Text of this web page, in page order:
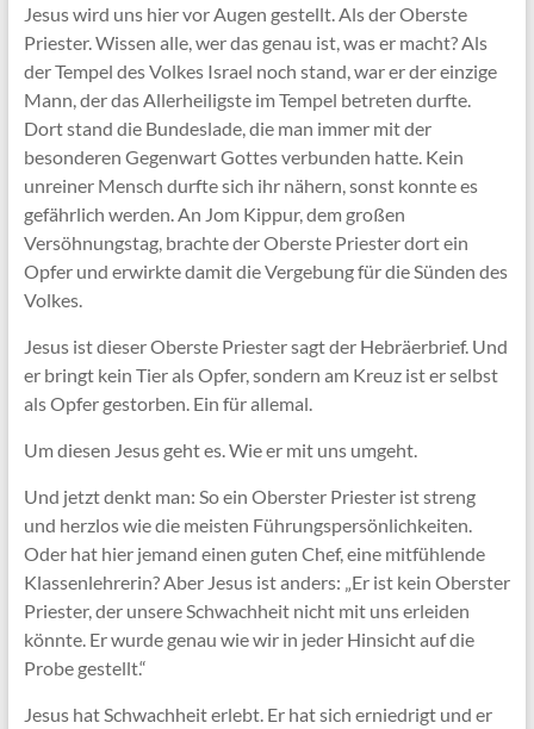
Jesus wird uns hier vor Augen gestellt. Als der Oberste
Priester. Wissen alle, wer das genau ist, was er macht? Als
der Tempel des Volkes Israel noch stand, war er der einzige
Mann, der das Allerheiligste im Tempel betreten durfte.
Dort stand die Bundeslade, die man immer mit der
besonderen Gegenwart Gottes verbunden hatte. Kein
unreiner Mensch durfte sich ihr nähern, sonst konnte es
gefährlich werden. An Jom Kippur, dem großen
Versöhnungstag, brachte der Oberste Priester dort ein
Opfer und erwirkte damit die Vergebung für die Sünden des
Volkes.
Jesus ist dieser Oberste Priester sagt der Hebräerbrief. Und
er bringt kein Tier als Opfer, sondern am Kreuz ist er selbst
als Opfer gestorben. Ein für allemal.
Um diesen Jesus geht es. Wie er mit uns umgeht.
Und jetzt denkt man: So ein Oberster Priester ist streng
und herzlos wie die meisten Führungspersönlichkeiten.
Oder hat hier jemand einen guten Chef, eine mitfühlende
Klassenlehrerin? Aber Jesus ist anders: „Er ist kein Oberster
Priester, der unsere Schwachheit nicht mit uns erleiden
könnte. Er wurde genau wie wir in jeder Hinsicht auf die
Probe gestellt.“
Jesus hat Schwachheit erlebt. Er hat sich erniedrigt und er